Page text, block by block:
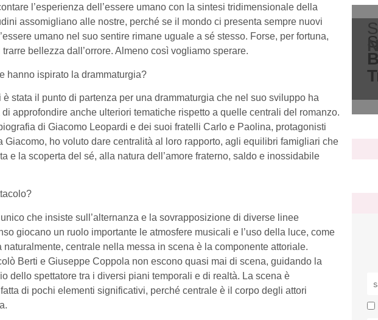
l’esperienza dell’essere umano con la sintesi tridimensionale della
assomigliano alle nostre, perché se il mondo ci presenta sempre nuovi
umano nel suo sentire rimane uguale a sé stesso. Forse, per fortuna,
bellezza dall’orrore. Almeno così vogliamo sperare.
hanno ispirato la drammaturgia?
è stata il punto di partenza per una drammaturgia che nel suo sviluppo ha
approfondire anche ulteriori tematiche rispetto a quelle centrali del romanzo.
di Giacomo Leopardi e dei suoi fratelli Carlo e Paolina, protagonisti
Giacomo, ho voluto dare centralità al loro rapporto, agli equilibri famigliari che
e la scoperta del sé, alla natura dell’amore fraterno, saldo e inossidabile
che insiste sull’alternanza e la sovrapposizione di diverse linee
giocano un ruolo importante le atmosfere musicali e l’uso della luce, come
naturalmente, centrale nella messa in scena è la componente attoriale.
Berti e Giuseppe Coppola non escono quasi mai di scena, guidando la
dello spettatore tra i diversi piani temporali e di realtà. La scena è
di pochi elementi significativi, perché centrale è il corpo degli attori